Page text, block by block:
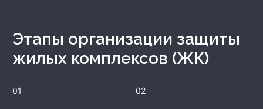
Этапы организации защиты
жилых комплексов (ЖК)
01 02